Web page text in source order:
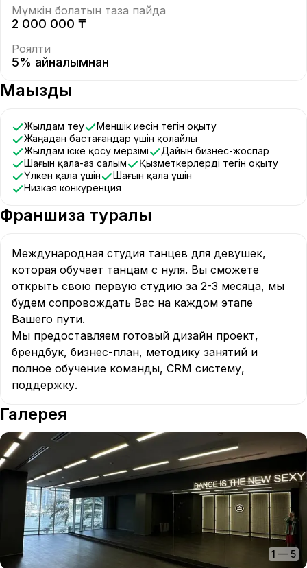
Мүмкін болатын таза пайда
2 000 000 ₸
Роялти
5% айналымнан
Маңызды
Жылдам өтеу
Меншік иесін тегін оқыту
Жаңадан бастағандар үшін қолайлы
Жылдам іске қосу мерзімі
Дайын бизнес-жоспар
Шағын қала-аз салым
Қызметкерлерді тегін оқыту
Үлкен қала үшін
Шағын қала үшін
Низкая конкуренция
Франшиза туралы
Международная студия танцев для девушек,
которая обучает танцам с нуля. Вы сможете
открыть свою первую студию за 2-3 месяца, мы
будем сопровождать Вас на каждом этапе
Вашего пути.
Мы предоставляем готовый дизайн проект,
брендбук, бизнес-план, методику занятий и
полное обучение команды, CRM систему,
поддержку.
Галерея
1 — 5